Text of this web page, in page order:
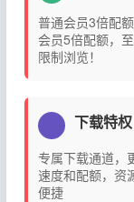
普通会员3倍配
会员5倍配额，
限制浏览！
下载特权
专属下载通道，
速度和配额，资
便捷